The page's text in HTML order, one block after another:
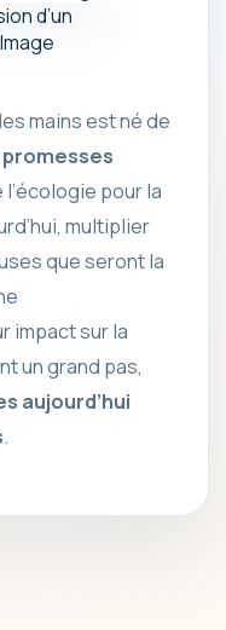
d’un
mains est né de
promesses
pour la
multiplier
que seront la
impact sur la
un grand pas,
aujourd’hui
.